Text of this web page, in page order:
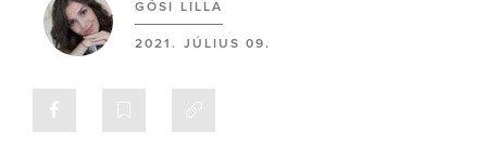
GŐSI LILLA
2021. JÚLIUS 09.